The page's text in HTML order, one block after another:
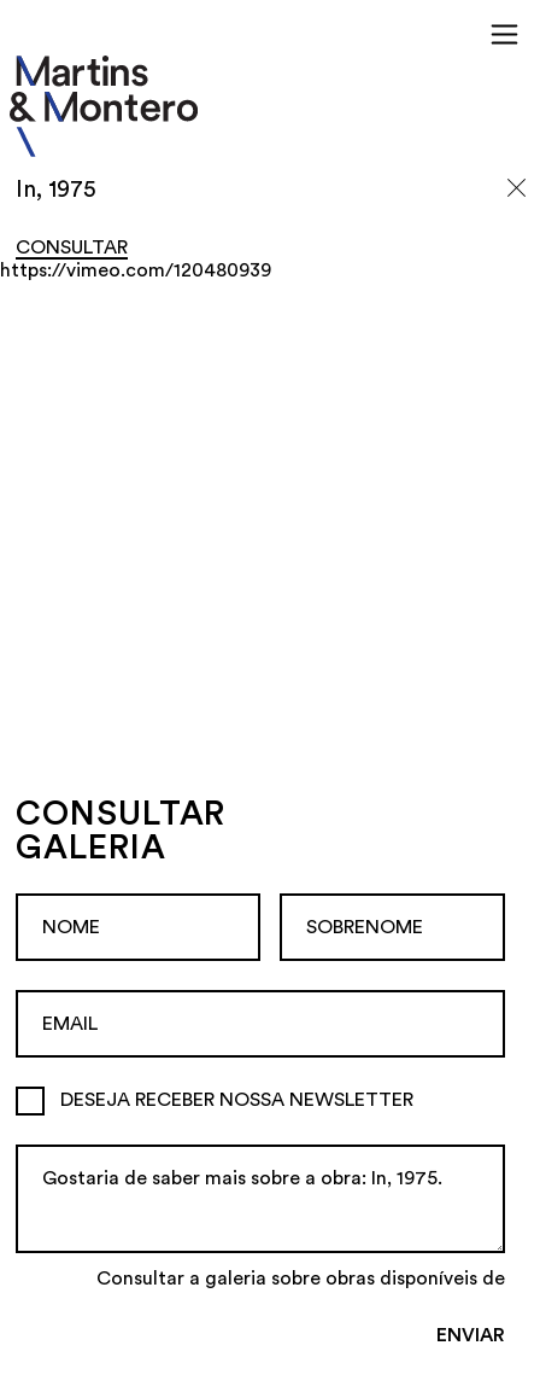
In, 1975
CONSULTAR
https://vimeo.com/120480939
CONSULTAR
GALERIA
DESEJA RECEBER NOSSA NEWSLETTER
Consultar a galeria sobre obras disponíveis de